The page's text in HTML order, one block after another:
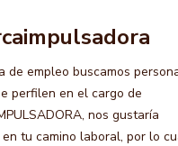
de empleo buscamos
perfilen en el cargo de
nos gustaría
tu camino laboral, por lo